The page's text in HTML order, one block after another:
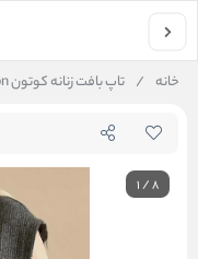
خانه / تاپ بافت زنانه کوتون Koton کد 4WAK30118EK
1/8